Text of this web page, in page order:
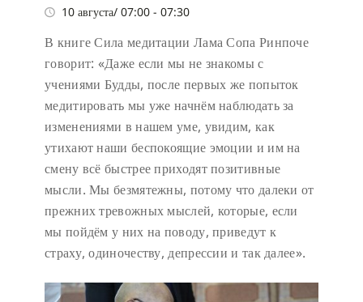
10 августа/ 07:00 - 07:30
В книге Сила медитации Лама Сопа Ринпоче
говорит: «Даже если мы не знакомы с
учениями Будды, после первых же попыток
медитировать мы уже начнём наблюдать за
изменениями в нашем уме, увидим, как
утихают наши беспокоящие эмоции и им на
смену всё быстрее приходят позитивные
мысли. Мы безмятежны, потому что далеки от
прежних тревожных мыслей, которые, если
мы пойдём у них на поводу, приведут к
страху, одиночеству, депрессии и так далее».